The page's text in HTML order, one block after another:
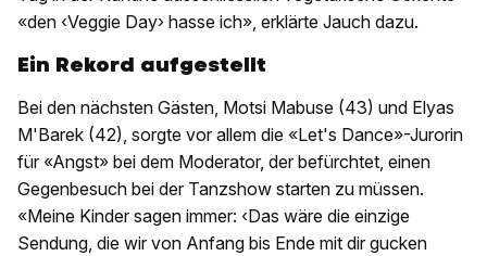
«den ‹Veggie Day› hasse ich», erklärte Jauch dazu.
Ein Rekord aufgestellt
Bei den nächsten Gästen, Motsi Mabuse (43) und Elyas
M'Barek (42), sorgte vor allem die «Let's Dance»-Jurorin
für «Angst» bei dem Moderator, der befürchtet, einen
Gegenbesuch bei der Tanzshow starten zu müssen.
«Meine Kinder sagen immer: ‹Das wäre die einzige
Sendung, die wir von Anfang bis Ende mit dir gucken